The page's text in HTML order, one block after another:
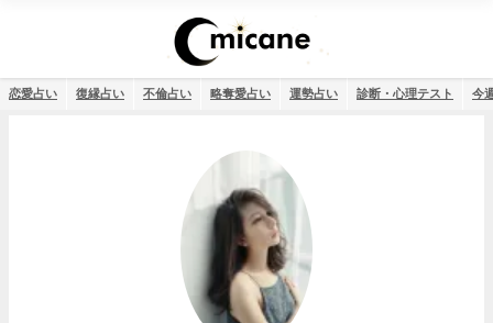
恋愛占い 復縁占い 不倫占い 略奪愛占い 運勢占い 診断・心理テスト 今